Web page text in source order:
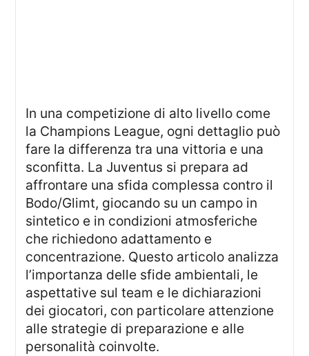
In una competizione di alto livello come
la Champions League, ogni dettaglio può
fare la differenza tra una vittoria e una
sconfitta. La Juventus si prepara ad
affrontare una sfida complessa contro il
Bodo/Glimt, giocando su un campo in
sintetico e in condizioni atmosferiche
che richiedono adattamento e
concentrazione. Questo articolo analizza
l’importanza delle sfide ambientali, le
aspettative sul team e le dichiarazioni
dei giocatori, con particolare attenzione
alle strategie di preparazione e alle
personalità coinvolte.